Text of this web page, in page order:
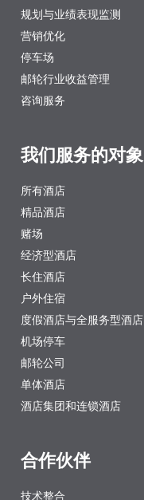
规划与业绩表现监测
营销优化
停车场
邮轮行业收益管理
咨询服务
我们服务的对象
所有酒店
精品酒店
赌场
经济型酒店
长住酒店
户外住宿
度假酒店与全服务型酒店
机场停车
邮轮公司
单体酒店
酒店集团和连锁酒店
合作伙伴
技术整合